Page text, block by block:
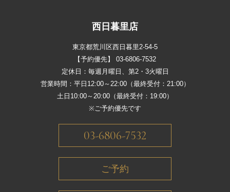
西日暮里店
東京都荒川区西日暮里2-54-5
【予約優先】 03-6806-7532
定休日：毎週月曜日、第2・3火曜日
営業時間：平日12:00～22:00（最終受付：21:00）
土日10:00～20:00（最終受付：19:00）
※ご予約優先です
03-6806-7532
ご予約